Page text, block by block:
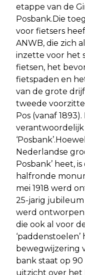
etappe van de
Posbank.Die
voor fietsers
ANWB, die zich
inzette voor het
fietsen, het
fietspaden en
van de grote
tweede
Pos (vanaf
verantwoordelijk
Nederlandse
Posbank’ heet,
halfronde
mei 1918 werd
25-jarig jubileum
werd
die ook al voor
bewegwijzering
bank staat op
uitzicht over het